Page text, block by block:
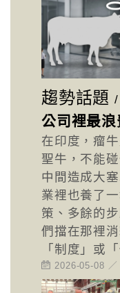
趨勢話題 /
公司裡最
在印度，瘤
聖牛，不能
中間造成大
業裡也養了
策、多餘的
們擋在那裡
「制度」或
2026-05-08 ／